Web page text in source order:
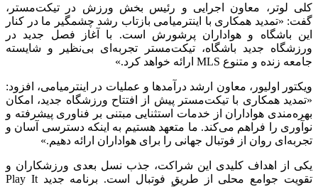
کلی لوتر، معاون اجرایی و رئیس بخش ورزش در تیکت‌مستر،
گفت: «تمدید همکاری با اینترمیامی بازتاب رشد چشمگیر ما در کنار
این باشگاه و هواداران پرشورش است. با آغاز فصل جدید در
ورزشگاه جدید باشگاه، تیکت‌مستر تجربه‌ای بی‌نظیر و شایسته
جامعه زنده و متنوع MLS ارائه خواهد کرد.»
ویکتور اولیور، معاون ارشد درآمدها و عملیات در اینترمیامی، افزود:
«تمدید همکاری با تیکت‌مستر پیش از افتتاح ورزشگاه جدید، امکان
بهره‌مندی هواداران از خدمات استثنایی مبتنی بر فناوری پیشرفته و
نوآوری را فراهم می‌کند. ما متعهد هستیم به اینکه دسترسی آسان و
تجربه‌ای روان از فوتبال جهانی را برای هواداران ارائه دهیم.»
یکی از اهداف کلیدی این شراکت، جذب نسل بعدی ورزشکاران و
تقویت جوامع محلی از طریق فوتبال است. برنامه جدید Play It